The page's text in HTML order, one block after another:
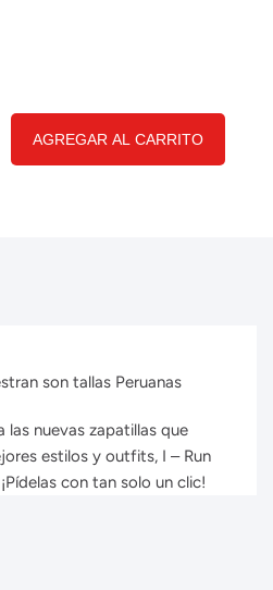
AGREGAR AL CARRITO
son tallas Peruanas
las nuevas zapatillas que
estilos y outfits, I – Run
con tan solo un clic!